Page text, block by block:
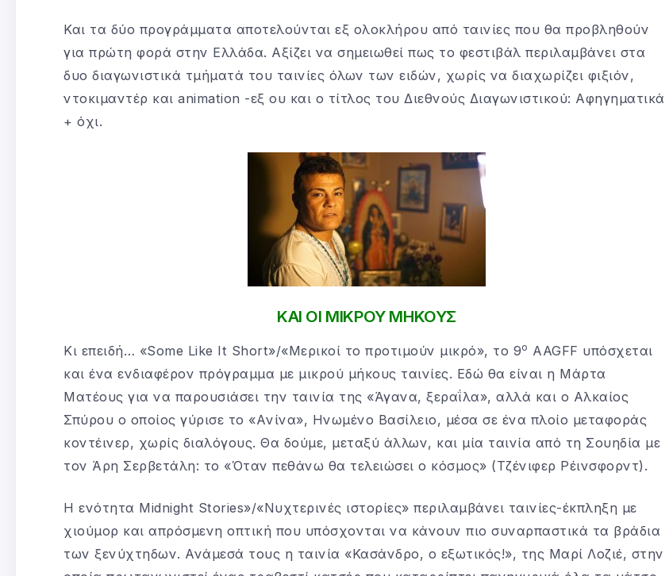
Και τα δύο προγράμματα αποτελούνται εξ ολοκλήρου από ταινίες που θα προβληθούν
για πρώτη φορά στην Ελλάδα. Αξίζει να σημειωθεί πως το φεστιβάλ περιλαμβάνει στα
δυο διαγωνιστικά τμήματά του ταινίες όλων των ειδών, χωρίς να διαχωρίζει φιξιόν,
ντοκιμαντέρ και animation -εξ ου και ο τίτλος του Διεθνούς Διαγωνιστικού: Aφηγηματικά
+ όχι.
ΚΑΙ ΟΙ ΜΙΚΡΟΥ ΜΗΚΟΥΣ
Κι επειδή… «Some Like It Short»/«Mερικοί το προτιμούν μικρό», το 9ο AAGFF υπόσχεται
και ένα ενδιαφέρον πρόγραμμα με μικρού μήκους ταινίες. Εδώ θα είναι η Μάρτα
Ματέους για να παρουσιάσει την ταινία της «Άγανα, ξεραΐλα», αλλά και ο Αλκαίος
Σπύρου ο οποίος γύρισε το «Aνίνα», Ηνωμένο Βασίλειο, μέσα σε ένα πλοίο μεταφοράς
κοντέινερ, χωρίς διαλόγους. Θα δούμε, μεταξύ άλλων, και μία ταινία από τη Σουηδία με
τον Άρη Σερβετάλη: το «Όταν πεθάνω θα τελειώσει ο κόσμος» (Tζένιφερ Ρέινσφορντ).
Η ενότητα Midnight Stories»/«Νυχτερινές ιστορίες» περιλαμβάνει ταινίες-έκπληξη με
χιούμορ και απρόσμενη οπτική που υπόσχονται να κάνουν πιο συναρπαστικά τα βράδια
των ξενύχτηδων. Ανάμεσά τους η ταινία «Κασάνδρο, ο εξωτικός!», της Μαρί Λοζιέ, στην